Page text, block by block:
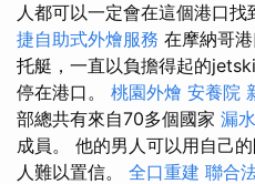
人都可以一定會在這個港口找
捷自助式外燴服務 在摩納哥
托艇，一直以負擔得起的
停在港口。 桃園外燴 安養院
部總共有來自70多個國家 漏水
成員。 他的男人可以用自己
人難以置信。 全口重建 聯合